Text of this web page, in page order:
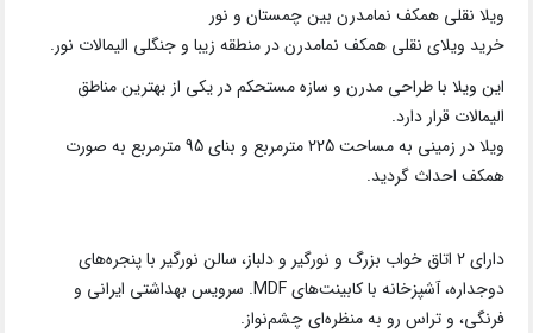
ویلا نقلی همکف نمامدرن بین چمستان و نور
خرید ویلای نقلی همکف نمامدرن در منطقه زیبا و جنگلی الیمالات نور.
این ویلا با طراحی مدرن و سازه مستحکم در یکی از بهترین مناطق
الیمالات قرار دارد.
ویلا در زمینی به مساحت 225 مترمربع و بنای 95 مترمربع به صورت
همکف احداث گردید.
دارای 2 اتاق خواب بزرگ و نورگیر و دلباز، سالن نورگیر با پنجره‌های
دوجداره، آشپزخانه با کابینت‌های MDF. سرویس بهداشتی ایرانی و
فرنگی، و تراس رو به منظره‌ای چشم‌نواز.